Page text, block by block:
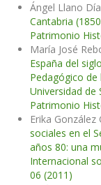
Ángel Llano
Cantabria
Patrimonio
María José
España del
Pedagógico de
Universidad de
Patrimonio
Erika González
sociales en el
años 80: una
Internacional
06 (2011)